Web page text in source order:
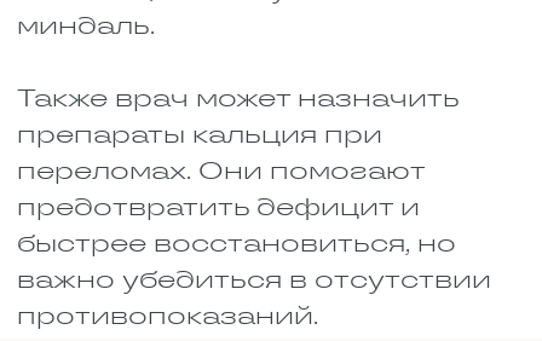
форель. Тут и витамин D, и
белок, и омега-3, которая
Курица, индейка, говядина и
яйца. Белок для мышц,
связок и костного матрикса.
И не забывайте про
куриный или говяжий
бульон, ведь в нём много
коллагена, который
помогает суставам и
связкам прийти в норму.
Миндаль, грецкие орехи,